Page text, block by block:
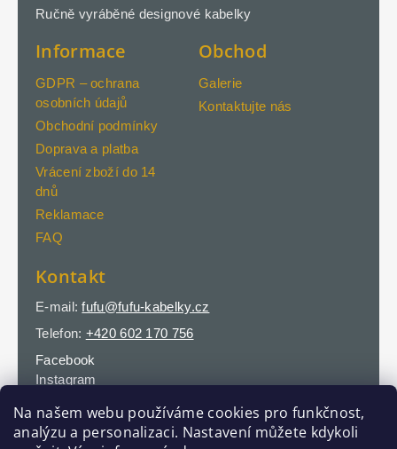
Na našem webu používáme cookies pro funkčnost,
analýzu a personalizaci. Nastavení můžete kdykoli
Ručně vyráběné designové kabelky
Informace
GDPR – ochrana
osobních údajů
Obchodní podmínky
Doprava a platba
Vrácení zboží do 14
dnů
Reklamace
FAQ
Obchod
Galerie
Kontaktujte nás
Kontakt
E-mail:fufu@fufu-kabelky.cz
Telefon: +420 602 170 756
Facebook
Instagram